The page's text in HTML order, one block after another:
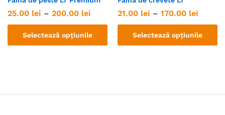
25.00 lei – 200.00 lei Interval
prețuri:
25.00 lei
până
Selectează opțiunile
multe
21.00 lei – 170.00 lei
21.00
până
Selectează opțiunile
multe